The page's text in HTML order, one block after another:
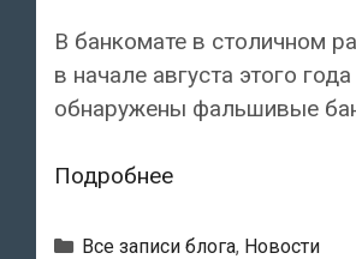
В банкомате в столичном
в начале августа этого
обнаружены фальшивые
ПодробнееВ
в
Рубрики
Все записи блога, Новости